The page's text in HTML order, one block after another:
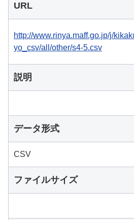
URL
http://www.rinya.maff.go.jp/j/
yo_csv/all/other/s4-5.csv
説明
データ形式
CSV
ファイルサイズ